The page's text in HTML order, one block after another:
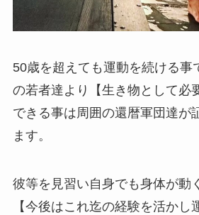
50歳を超えても運動を続ける事
の若者達より【生き物として必
できる事は周囲の還暦軍団達が
ます。
彼等を見習い自身でも身体が動
【今後はこれ迄の経験を活かし